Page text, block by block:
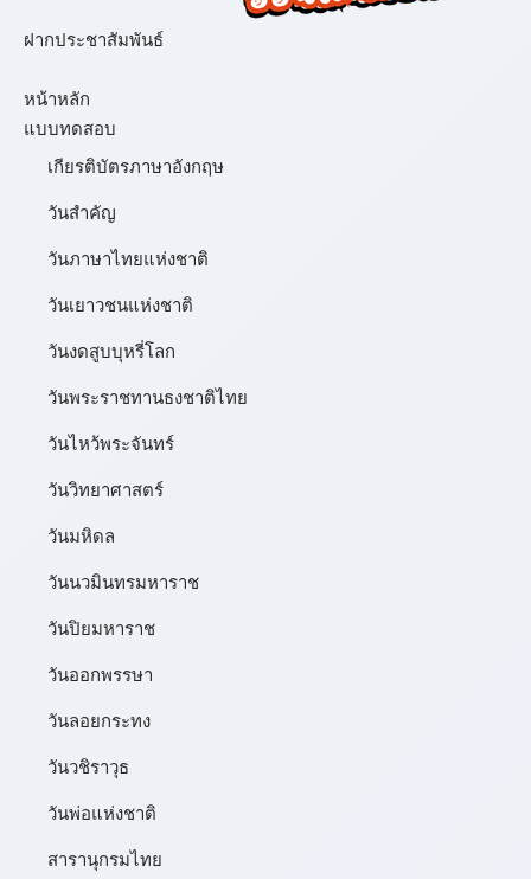
ฝากประชาสัมพันธ์
หน้าหลัก
แบบทดสอบ
เกียรติบัตรภาษาอังกฤษ
วันสำคัญ
วันภาษาไทยแห่งชาติ
วันเยาวชนแห่งชาติ
วันงดสูบบุหรี่โลก
วันพระราชทานธงชาติไทย
วันไหว้พระจันทร์​
วันวิทยาศาสตร์
วันมหิดล
วันนวมินทรมหาราช
วันปิยมหาราช
วันออกพรรษา
วันลอยกระทง
วันวชิราวุธ
วันพ่อแห่งชาติ
สารานุกรมไทย